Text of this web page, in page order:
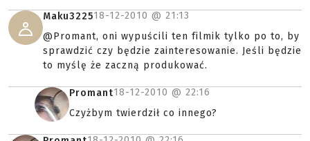
Maku322518-12-2010 @ 21:13
@Promant, oni wypuścili ten filmik tylko po to, by
sprawdzić czy będzie zainteresowanie. Jeśli będzie
to myślę że zaczną produkować.
Promant18-12-2010 @ 22:16
Czyżbym twierdził co innego?